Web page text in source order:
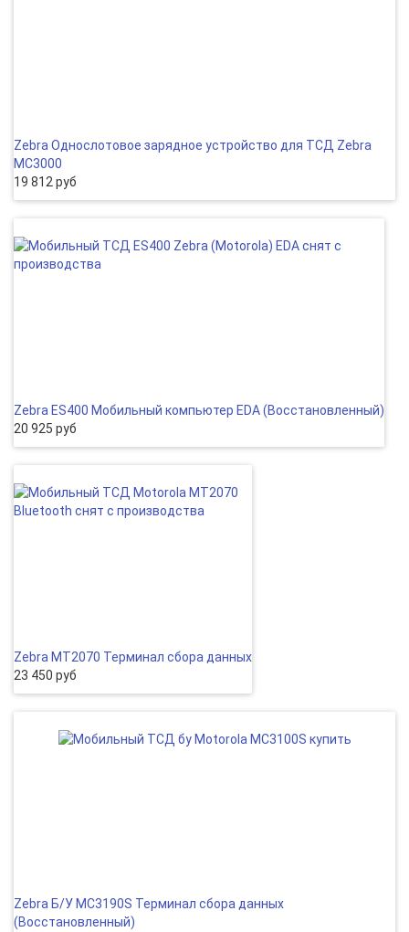
Zebra Однослотовое зарядное устройство для ТСД Zebra
MC3000
19 812 руб
Zebra ES400 Мобильный компьютер EDA (Восcтановленный)
20 925 руб
Zebra MT2070 Терминал сбора данных
23 450 руб
Zebra Б/У MC3190S Терминал сбора данных
(Восcтановленный)